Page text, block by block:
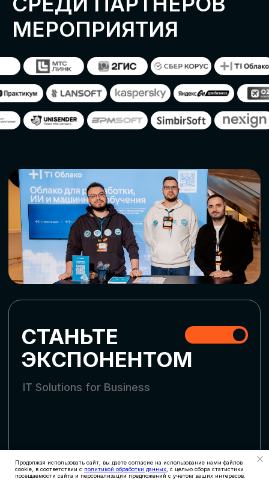
Продолжая использовать сайт, вы даете согласие на использование нами файлов
cookie, в соответствии с политикой обработки данных , с целью сбора статистики
посещаемости сайта и персонализации предложений с учетом ваших интересов.
ОСТАВИТЬ
ЗАЯВКУ
СТАТЬ ПАРТНЕРОМ
СКАЧАТЬ ПРОГРАММУ
СТАТЬ СПИКЕРОМ
Оставьте заявку, наши менеджеры
СТАТЬ УЧАСТНИКОМ